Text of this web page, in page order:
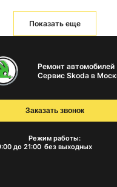
Показать еще
Ремонт автомобилей
Сервис Skoda в
Режим работы:
до 21:00 без выходных
Заказать звонок